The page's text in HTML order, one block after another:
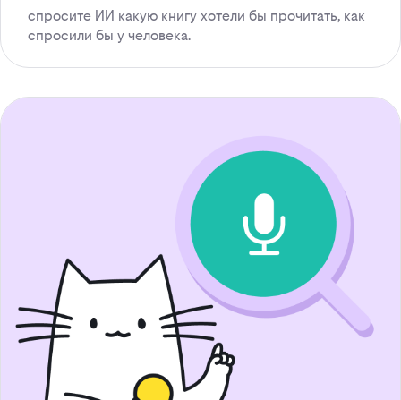
спросите ИИ какую книгу хотели бы прочитать, как
спросили бы у человека.